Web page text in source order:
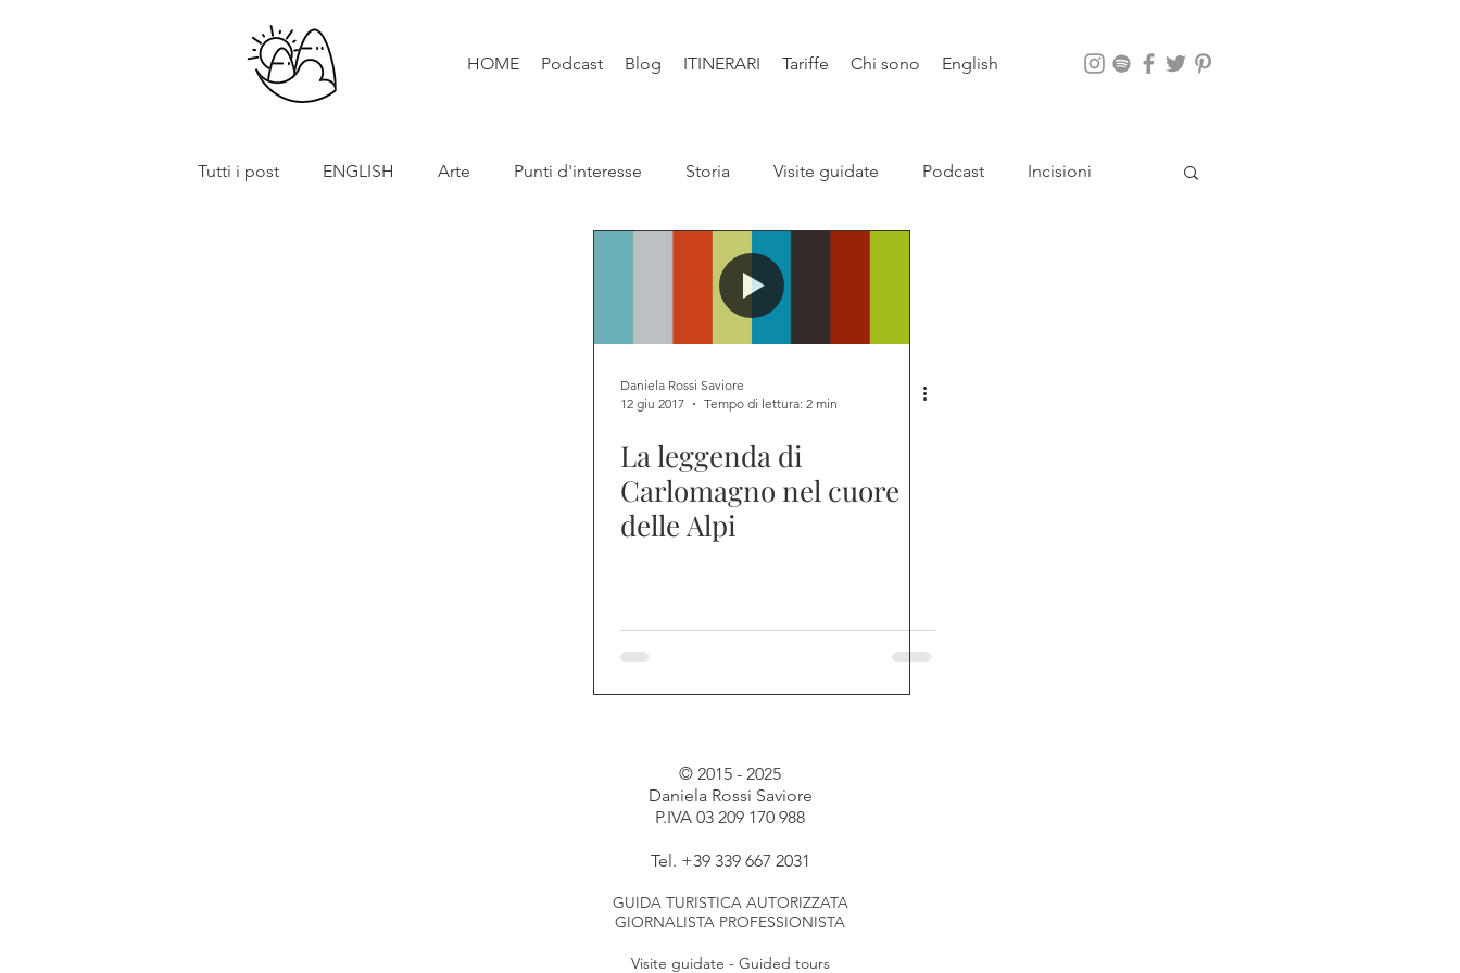
HOME Podcast Blog ITINERARI Tariffe Chi sono English
Tutti i post ENGLISH Arte Punti d'interesse Storia Visite guidate Podcast Incisioni
Video
Daniela Rossi Saviore
12 giu 2017
Tempo di lettura: 2 min
La leggenda di
Carlomagno nel cuore
delle Alpi
© 2015 - 2025
Daniela Rossi Saviore
P.IVA 03 209 170 988
Tel. +39 339 667 2031
GUIDA TURISTICA AUTORIZZATA
GIORNALISTA PROFESSIONISTA
Visite guidate - Guided tours